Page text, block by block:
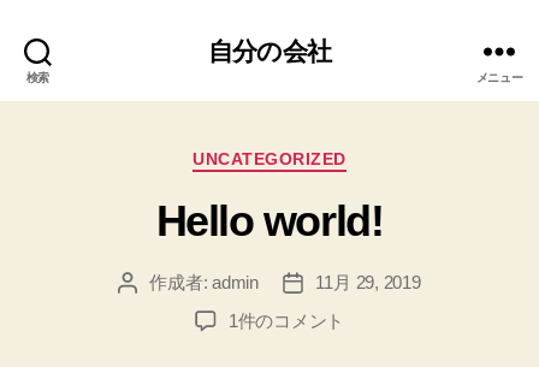
検索
自分の会社
メニュー
カ
ゴ
リ
UNCATEGORIZED
Hello world!
投
作成者:admin
投
稿
11月 29, 2019
Hello
1件のコメント